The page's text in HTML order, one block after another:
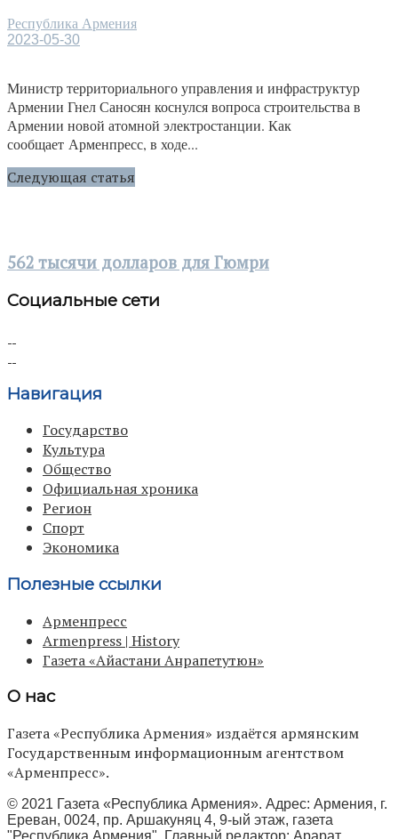
Республика Армения
2023-05-30
Министр территориального управления и инфраструктур
Армении Гнел Саносян коснулся вопроса строительства в
Армении новой атомной электростанции. Как
сообщает Арменпресс, в ходе...
Следующая статья
562 тысячи долларов для Гюмри
Социальные сети
Навигация
Государство
Культура
Общество
Официальная хроника
Регион
Спорт
Экономика
Полезные ссылки
Арменпресс
Armenpress | History
Газета «Айастани Анрапетутюн»
О нас
Газета «Республика Армения» издаётся армянским
Государственным информационным агентством
«Арменпресс».
© 2021 Газета «Республика Армения». Адрес: Армения, г.
Ереван, 0024, пр. Аршакуняц 4, 9-ый этаж, газета
"Республика Армения", Главный редактор: Арарат